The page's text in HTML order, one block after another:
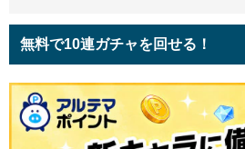
無料で10連ガチャを回せる！